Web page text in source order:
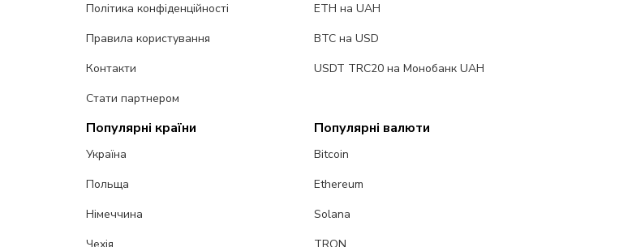
Політика конфіденційності
Правила користування
Контакти
Стати партнером
ETH на UAH
BTC на USD
USDT TRC20 на Монобанк UAH
Популярні країни
Україна
Польща
Німеччина
Популярні валюти
Bitcoin
Ethereum
Solana